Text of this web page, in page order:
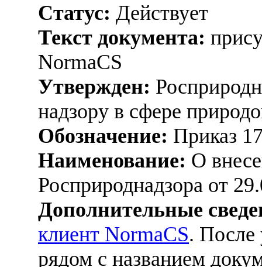
Статус: Действует
Текст документа:
NormaCS
Утвержден:
надзору в сфере
Обозначение: Приказ
Наименование: О
Росприроднадзора от
Дополнительные
клиент NormaCS. После
рядом с названием